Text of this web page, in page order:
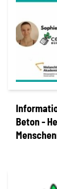
Beton -